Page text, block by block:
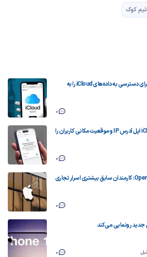
تیم کوک
اپل دوباره درخواست بریتانیا برای دسترسی به داده‌های iCloud را به
0
سرویس iCloud Private Relay اپل آدرس IP و موقعیت مکانی کاربران را
0
دادخواست جدید اپل علیه OpenAI: کارمندان سابق بیشتری اسرار تجاری
0
0